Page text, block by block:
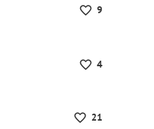
9
4
21